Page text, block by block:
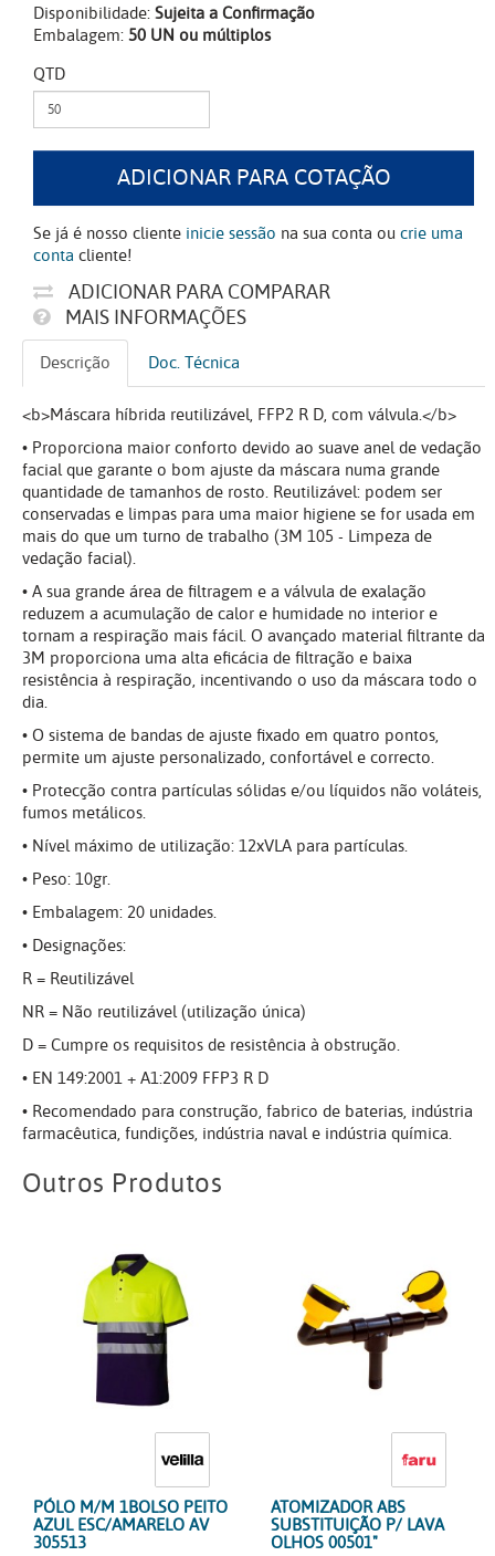
Disponibilidade:Sujeita a Confirmação
Embalagem:50 UN ou múltiplos
QTD
ADICIONAR PARA COTAÇÃO
Se já é nosso cliente inicie sessão na sua conta oucrie uma
conta cliente!
ADICIONAR PARA COMPARAR
MAIS INFORMAÇÕES
Descrição Doc. Técnica
<b>Máscara híbrida reutilizável, FFP2 R D, com válvula.</b>
• Proporciona maior conforto devido ao suave anel de vedação
facial que garante o bom ajuste da máscara numa grande
quantidade de tamanhos de rosto. Reutilizável: podem ser
conservadas e limpas para uma maior higiene se for usada em
mais do que um turno de trabalho (3M 105 - Limpeza de
vedação facial).
• A sua grande área de filtragem e a válvula de exalação
reduzem a acumulação de calor e humidade no interior e
tornam a respiração mais fácil. O avançado material filtrante da
3M proporciona uma alta eficácia de filtração e baixa
resistência à respiração, incentivando o uso da máscara todo o
dia.
• O sistema de bandas de ajuste fixado em quatro pontos,
permite um ajuste personalizado, confortável e correcto.
• Protecção contra partículas sólidas e/ou líquidos não voláteis,
fumos metálicos.
• Nível máximo de utilização: 12xVLA para partículas.
• Peso: 10gr.
• Embalagem: 20 unidades.
• Designações:
R = Reutilizável
NR = Não reutilizável (utilização única)
D = Cumpre os requisitos de resistência à obstrução.
• EN 149:2001 + A1:2009 FFP3 R D
• Recomendado para construção, fabrico de baterias, indústria
farmacêutica, fundições, indústria naval e indústria química.
Outros Produtos
PÓLO M/M 1BOLSO PEITO
AZUL ESC/AMARELO AV
305513
ATOMIZADOR ABS
SUBSTITUIÇÃO P/ LAVA
OLHOS 00501"